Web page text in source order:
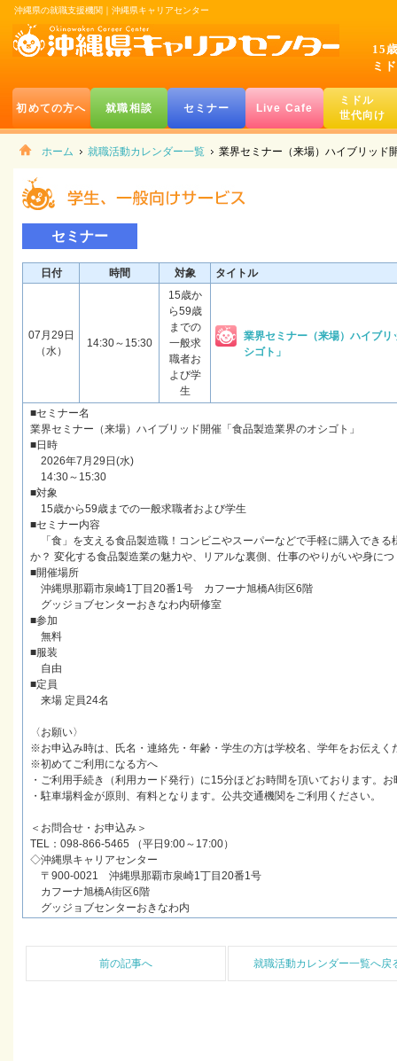
沖縄県の就職支援機関｜沖縄県キャリアセンター
15
ミ
初めての方へ 就職相談 セミナー Live Cafe
ミドル
世代向け
ホーム 就職活動カレンダー一覧 業界セミナー（来場）ハイブリッド
セミナー
日付 時間 対象 タイトル
07月29日
（水）
14:30～15:30
15歳か
ら59歳
までの
一般求
職者お
よび学
生
業界セミナー（来場）ハイブ
シゴト」
■セミナー名
業界セミナー（来場）ハイブリッド開催「食品製造業界のオシゴト」
■日時
2026年7月29日(水)
14:30～15:30
■対象
15歳から59歳までの一般求職者および学生
■セミナー内容
「食」を支える食品製造職！コンビニやスーパーなどで手軽に購入できる
か？ 変化する食品製造業の魅力や、リアルな裏側、仕事のやりがいや身に
■開催場所
沖縄県那覇市泉崎1丁目20番1号 カフーナ旭橋A街区6階
グッジョブセンターおきなわ内研修室
■参加
無料
■服装
自由
■定員
来場 定員24名
〈お願い〉
※お申込み時は、氏名・連絡先・年齢・学生の方は学校名、学年をお伝えく
※初めてご利用になる方へ
・ご利用手続き（利用カード発行）に15分ほどお時間を頂いております。
・駐車場料金が原則、有料となります。公共交通機関をご利用ください。
＜お問合せ・お申込み＞
TEL：098-866-5465 （平日9:00～17:00）
◇沖縄県キャリアセンター
〒900-0021 沖縄県那覇市泉崎1丁目20番1号
カフーナ旭橋A街区6階
グッジョブセンターおきなわ内
前の記事へ 就職活動カレンダー一覧へ戻